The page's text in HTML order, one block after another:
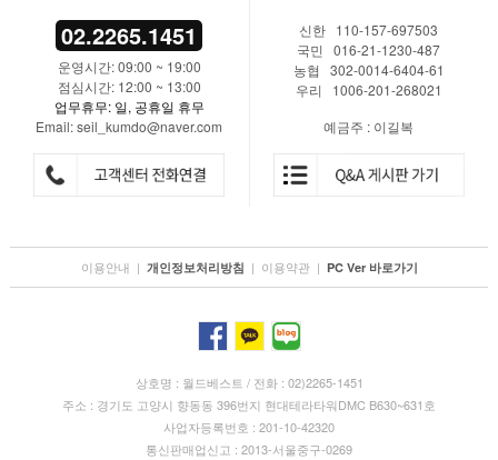
02.2265.1451
운영시간: 09:00 ~ 19:00
점심시간: 12:00 ~ 13:00
업무휴무: 일, 공휴일 휴무
Email: seil_kumdo@naver.com
신한 110-157-697503
국민 016-21-1230-487
농협 302-0014-6404-61
우리 1006-201-268021
예금주 : 이길복
이용안내 | 개인정보처리방침 | 이용약관 | PC Ver 바로가기
상호명 : 월드베스트 / 전화 : 02)2265-1451
주소 : 경기도 고양시 향동동 396번지 현대테라타워DMC B630~631호
사업자등록번호 : 201-10-42320
통신판매업신고 : 2013-서울중구-0269